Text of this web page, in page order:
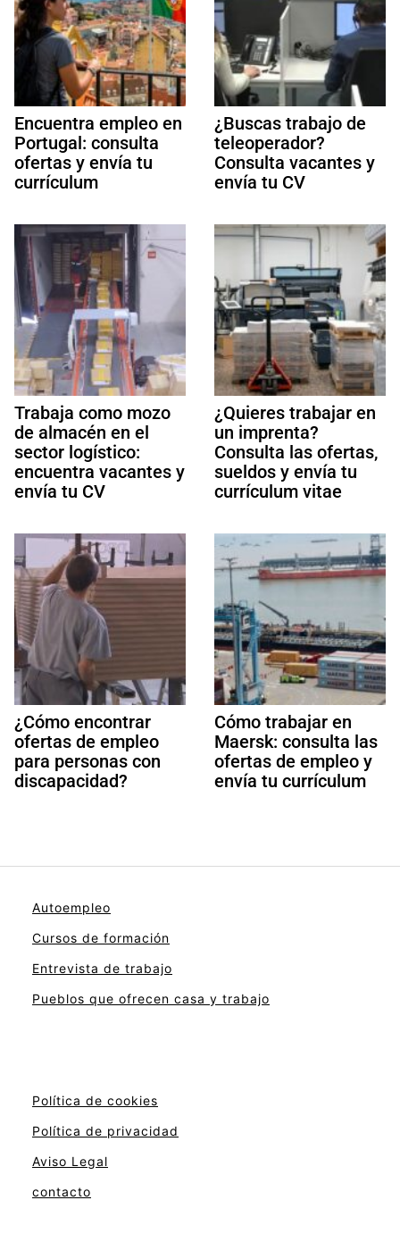
Encuentra empleo en
Portugal: consulta
ofertas y envía tu
currículum
¿Buscas trabajo de
teleoperador?
Consulta vacantes y
envía tu CV
Trabaja como mozo
de almacén en el
sector logístico:
encuentra vacantes y
envía tu CV
¿Quieres trabajar en
un imprenta?
Consulta las ofertas,
sueldos y envía tu
currículum vitae
¿Cómo encontrar
ofertas de empleo
para personas con
discapacidad?
Cómo trabajar en
Maersk: consulta las
ofertas de empleo y
envía tu currículum
Autoempleo
Cursos de formación
Entrevista de trabajo
Pueblos que ofrecen casa y trabajo
Política de cookies
Política de privacidad
Aviso Legal
contacto